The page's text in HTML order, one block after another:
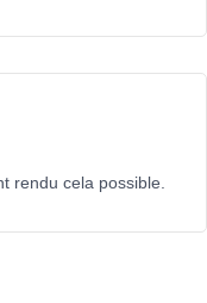
rendu cela possible.